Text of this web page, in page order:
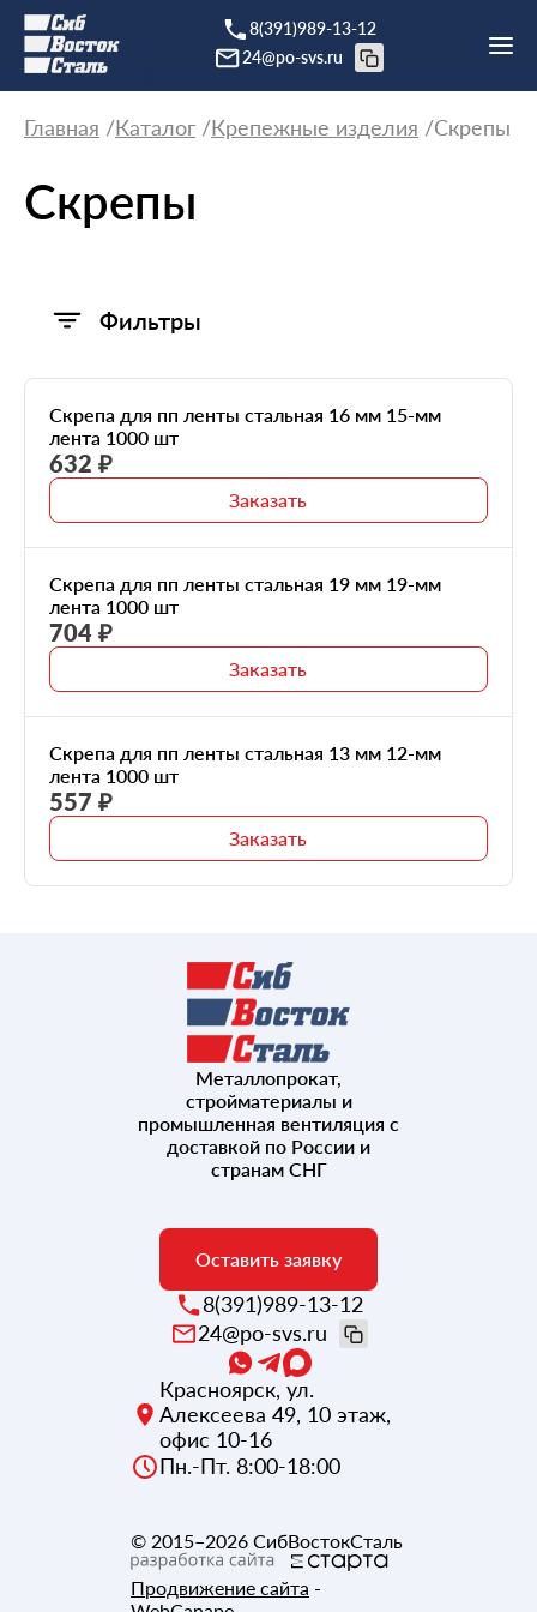
8(391)989-13-12
24@po-svs.ru
Главная Каталог Крепежные изделия Скрепы
Скрепы
Фильтры
Скрепа для пп ленты стальная 16 мм 15-мм
лента 1000 шт
632 ₽
Заказать
Скрепа для пп ленты стальная 19 мм 19-мм
лента 1000 шт
704 ₽
Заказать
Скрепа для пп ленты стальная 13 мм 12-мм
лента 1000 шт
557 ₽
Заказать
Металлопрокат,
стройматериалы и
промышленная вентиляция с
доставкой по России и
странам СНГ
Оставить заявку
8(391)989-13-12
24@po-svs.ru
Красноярск, ул.
Алексеева 49, 10 этаж,
офис 10-16
Пн.-Пт. 8:00-18:00
© 2015–2026 СибВостокСталь
Продвижение сайта -